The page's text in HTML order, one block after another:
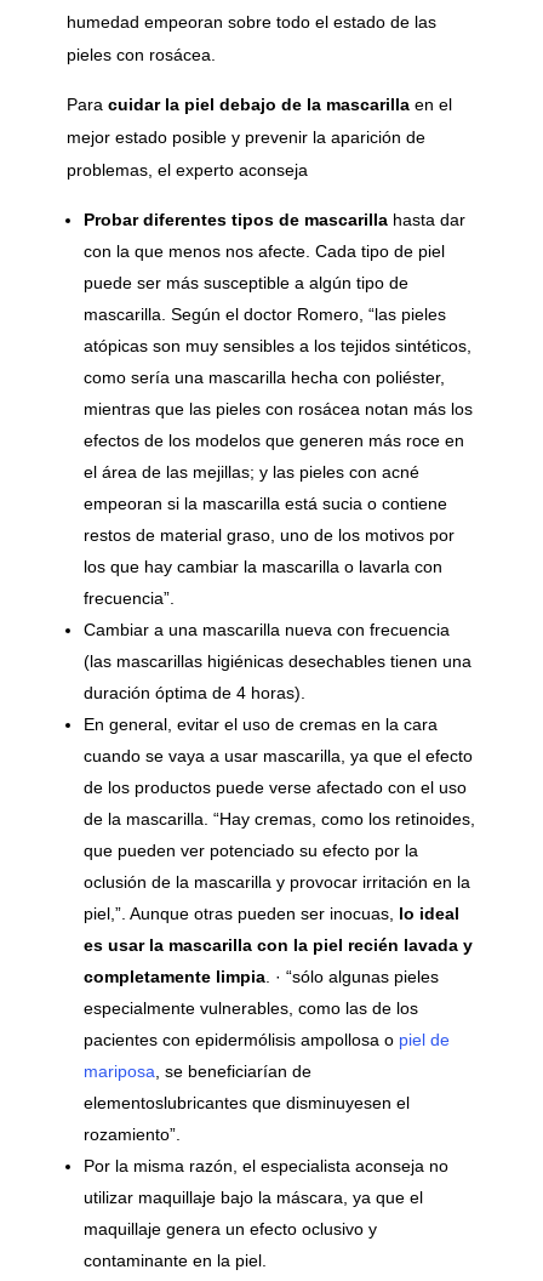
humedad empeoran sobre todo el estado de las
pieles con rosácea.
Para cuidar la piel debajo de la mascarillaen el
mejor estado posible y prevenir la aparición de
problemas, el experto aconseja
Probar diferentes tipos de mascarillahasta dar
con la que menos nos afecte. Cada tipo de piel
puede ser más susceptible a algún tipo de
mascarilla. Según el doctor Romero, “las pieles
atópicas son muy sensibles a los tejidos sintéticos,
como sería una mascarilla hecha con poliéster,
mientras que las pieles con rosácea notan más los
efectos de los modelos que generen más roce en
el área de las mejillas; y las pieles con acné
empeoran si la mascarilla está sucia o contiene
restos de material graso, uno de los motivos por
los que hay cambiar la mascarilla o lavarla con
frecuencia”.
Cambiar a una mascarilla nueva con frecuencia
(las mascarillas higiénicas desechables tienen una
duración óptima de 4 horas).
En general, evitar el uso de cremas en la cara
cuando se vaya a usar mascarilla, ya que el efecto
de los productos puede verse afectado con el uso
de la mascarilla. “Hay cremas, como los retinoides,
que pueden ver potenciado su efecto por la
oclusión de la mascarilla y provocar irritación en la
piel,”. Aunque otras pueden ser inocuas, lo ideal
es usar la mascarilla con la piel recién lavada y
completamente limpia. · “sólo algunas pieles
especialmente vulnerables, como las de los
pacientes con epidermólisis ampollosa o piel de
mariposa , se beneficiarían de
elementoslubricantes que disminuyesen el
rozamiento”.
Por la misma razón, el especialista aconseja no
utilizar maquillaje bajo la máscara, ya que el
maquillaje genera un efecto oclusivo y
contaminante en la piel.